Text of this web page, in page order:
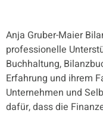
Anja Gruber-Maier
professionelle
Buchhaltung,
Erfahrung und ihrem
Unternehmen und
dafür, dass die